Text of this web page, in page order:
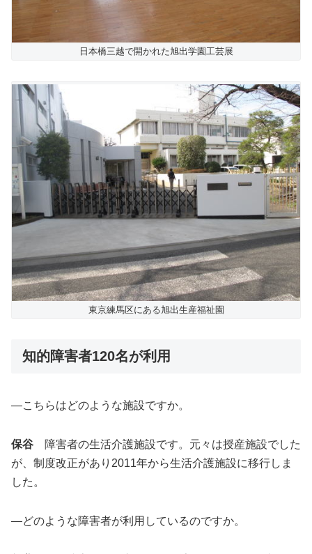
日本橋三越で開かれた旭出学園工芸展
東京練馬区にある旭出生産福祉園
知的障害者120名が利用
―こちらはどのような施設ですか。
保谷 障害者の生活介護施設です。元々は授産施設でした
が、制度改正があり2011年から生活介護施設に移行しま
した。
―どのような障害者が利用しているのですか。